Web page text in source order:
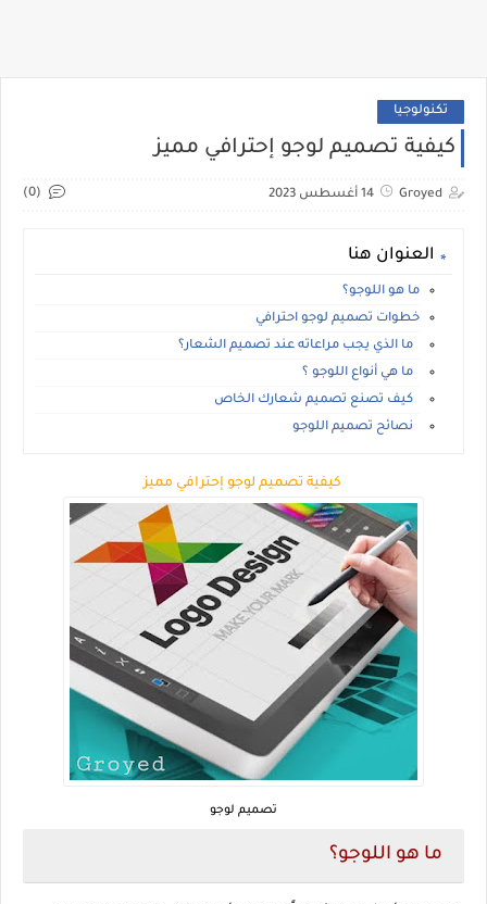
تكنولوجيا
كيفية تصميم لوجو إحترافي مميز
Groyed 14 أغسطس 2023 (0)
العنوان هنا
ما هو اللوجو؟
خطوات تصميم لوجو احترافي
ما الذي يجب مراعاته عند تصميم الشعار؟
ما هي أنواع اللوجو ؟
كيف تصنع تصميم شعارك الخاص
نصائح تصميم اللوجو
كيفية تصميم لوجو إحترافي مميز
تصميم لوجو
ما هو اللوجو؟